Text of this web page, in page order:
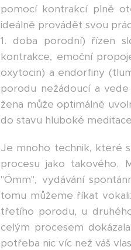
pomocí kontrakcí plně
ideálně provádět svou
1. doba porodní) řízen
kontrakce, emoční
oxytocin) a endorfiny
porodu nežádoucí a
žena může optimálně
do stavu hluboké
Je mnoho technik, které
procesu jako takového.
"Ómm", vydávání
tomu můžeme říkat
třetího porodu, u
celým procesem
potřeba nic víc než váš